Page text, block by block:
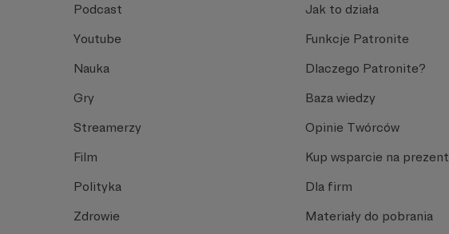
Podcast
Youtube
Nauka
Gry
Streamerzy
Film
Polityka
Zdrowie
Jak to działa
Funkcje Patronite
Dlaczego Patronite?
Baza wiedzy
Opinie Twórców
Kup wsparcie na prezent
Dla firm
Materiały do pobrania